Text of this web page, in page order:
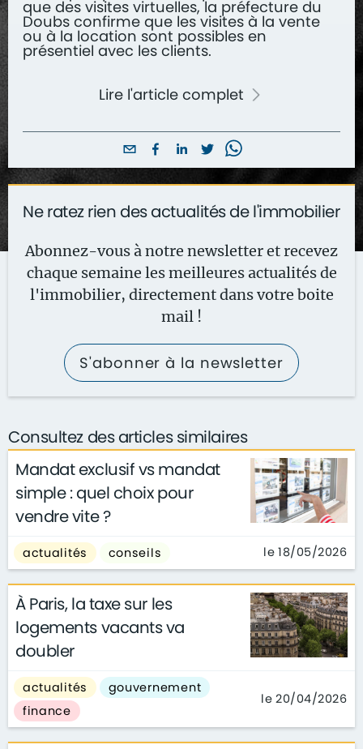
que des visites virtuelles, la préfecture du
Doubs confirme que les visites à la vente
ou à la location sont possibles en
présentiel avec les clients.
Lire l'article complet
Ne ratez rien des actualités de l'immobilier
Abonnez-vous à notre newsletter et recevez
chaque semaine les meilleures actualités de
l'immobilier, directement dans votre boite
mail !
S'abonner à la newsletter
Consultez des articles similaires
Mandat exclusif vs mandat
simple : quel choix pour
vendre vite ?
actualités conseils le 18/05/2026
À Paris, la taxe sur les
logements vacants va
doubler
actualités
gouvernement
finance
le 20/04/2026